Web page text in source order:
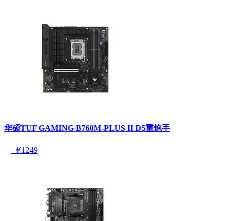
华硕TUF GAMING B760M-PLUS II D5重炮手
￥1249